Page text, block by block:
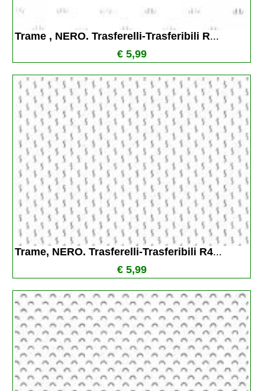
Trame , NERO. Trasferelli-Trasferibili R...
€ 5,99
Trame, NERO. Trasferelli-Trasferibili R4...
€ 5,99